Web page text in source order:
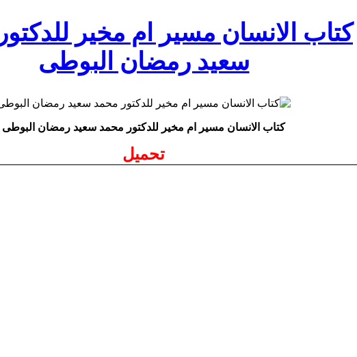
كتاب الانسان مسير ام مخير
سعيد رمضان البوطى
كتاب الانسان مسير ام مخير للدكتور محمد سعيد رمضان البوطى
تحميل